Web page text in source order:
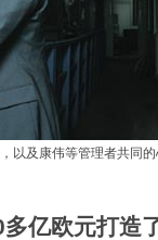
以及康伟等管理者共同
亿欧元打造